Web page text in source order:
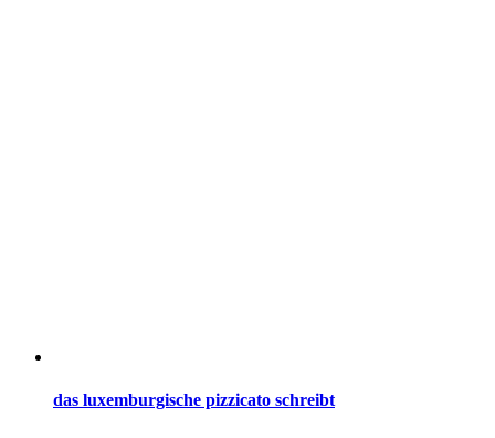
das luxemburgische pizzicato schreibt